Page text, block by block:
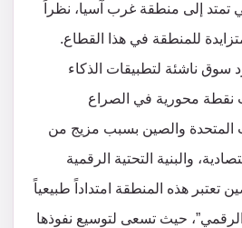
تمتد إلى منطقة غرب آسيا، نظراً
للمنطقة في هذا القطاع.
ناشئة لتطبيقات الذكاء
نقطة محورية في الصراع
المتحدة والصين بسبب مزيج من
والبنية التحتية الرقمية
تعتبر هذه المنطقة امتداداً طبيعياً
حيث تسعى لتوسيع نفوذها